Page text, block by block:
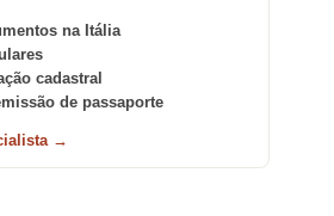
na Itália
cadastral
de passaporte
→